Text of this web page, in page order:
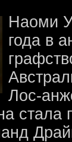
Наоми
года в
Лос-
стала